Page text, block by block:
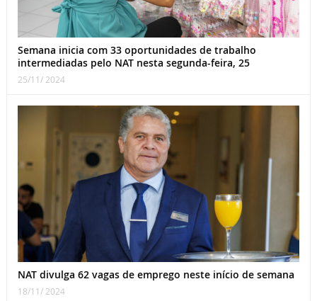
Semana inicia com 33 oportunidades de trabalho
intermediadas pelo NAT nesta segunda-feira, 25
25/11/ 2024
NAT divulga 62 vagas de emprego neste início de semana
18/11/ 2024